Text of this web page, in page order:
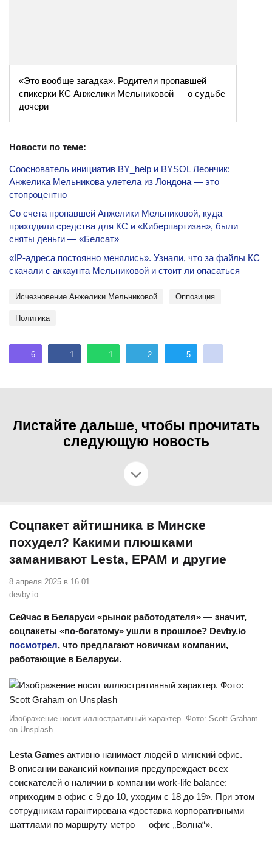
«Это вообще загадка». Родители пропавшей
спикерки КС Анжелики Мельниковой — о судьбе
дочери
Новости по теме:
Сооснователь инициатив BY_help и BYSOL Леончик:
Анжелика Мельникова улетела из Лондона — это
стопроцентно
Со счета пропавшей Анжелики Мельниковой, куда
приходили средства для КС и «Киберпартизан», были
сняты деньги — «Белсат»
«IP-адреса постоянно менялись». Узнали, что за файлы КС
скачали с аккаунта Мельниковой и стоит ли опасаться
Исчезновение Анжелики Мельниковой оппозиция
политика
6 1 1 2 5
Листайте дальше, чтобы прочитать
следующую новость